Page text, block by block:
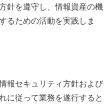
針を遵守し、情報資産の機
るための活動を実践しま
報セキュリティ方針および
に従って業務を遂行すると